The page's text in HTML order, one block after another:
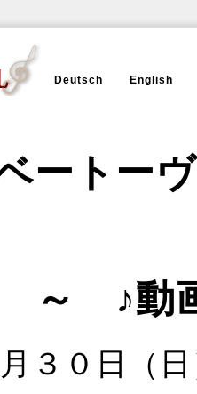
Deutsch English
ートー
～ ♪動
３０日（